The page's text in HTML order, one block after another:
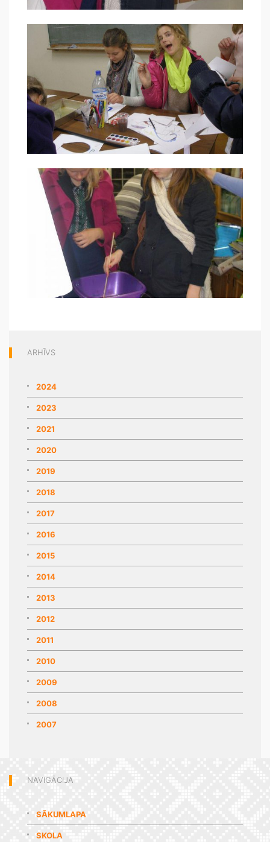
ARHĪVS
2024
2023
2021
2020
2019
2018
2017
2016
2015
2014
2013
2012
2011
2010
2009
2008
2007
NAVIGĀCIJA
SĀKUMLAPA
SKOLA